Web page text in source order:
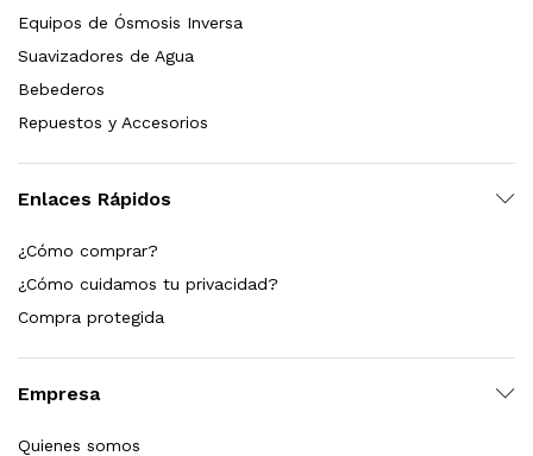
Equipos de Ósmosis Inversa
Suavizadores de Agua
Bebederos
Repuestos y Accesorios
Enlaces Rápidos
¿Cómo comprar?
¿Cómo cuidamos tu privacidad?
Compra protegida
Empresa
Quienes somos